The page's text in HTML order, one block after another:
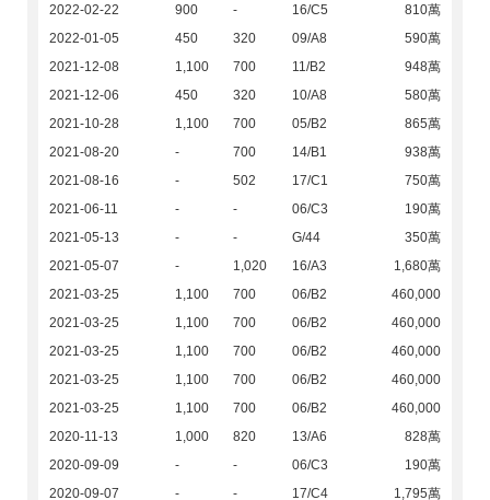
2022-02-22 900 - 16/C5
810萬
2022-01-05
450 320 09/A8
590萬
2021-12-08
1,100 700 11/B2
948萬
2021-12-06
450 320 10/A8
580萬
2021-10-28
1,100 700 05/B2
865萬
2021-08-20
- 700 14/B1
938萬
2021-08-16
- 502 17/C1
750萬
2021-06-11
- - 06/C3
190萬
2021-05-13
- - G/44
350萬
2021-05-07
- 1,020 16/A3
1,680萬
2021-03-25
1,100 700 06/B2
460,000
2021-03-25
1,100 700 06/B2
460,000
2021-03-25
1,100 700 06/B2
460,000
2021-03-25
1,100 700 06/B2
460,000
2021-03-25
1,100 700 06/B2
460,000
2020-11-13
1,000 820 13/A6
828萬
2020-09-09
- - 06/C3
190萬
2020-09-07
- - 17/C4
1,795萬